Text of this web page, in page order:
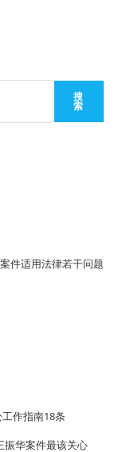
搜
索
件适用法律若干问题
作指南18条
振华案件最该关心